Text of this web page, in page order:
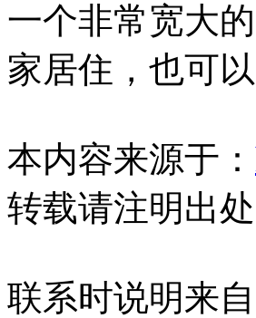
一个非常宽大
家居住，也可
本内容来源于：
转载请注明出处
联系时说明来